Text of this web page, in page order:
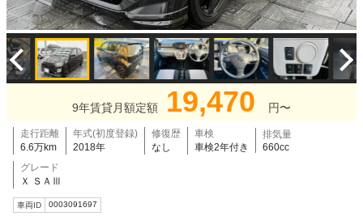
9年賃貸月額定額 19,470 円〜
走行距離
6.6万km
年式(初度登録)
2018年
修復歴
なし
車検
車検2年付き
排気量
660cc
グレード
Ｘ ＳＡⅢ
車両ID 0003091697